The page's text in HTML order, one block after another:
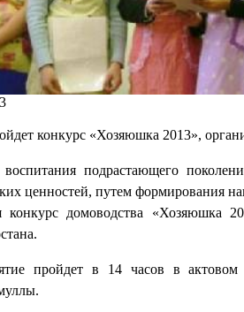
конкурс «Хозяюшка 2013»,
подрастающего
ценностей, путем формирования
конкурс домоводства «Хозяюшка
пройдет в 14 часов в актовом